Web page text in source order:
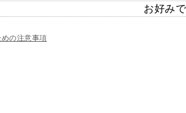
お好みで
の注意事項